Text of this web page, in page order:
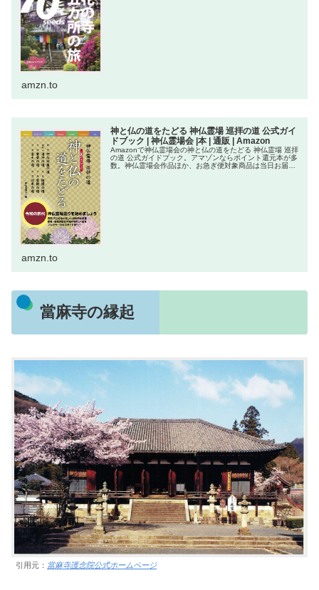
amzn.to
神と仏の道をたどる 神仏霊場 巡拝の道 公式ガイ
ドブック | 神仏霊場会 |本 | 通販 | Amazon
Amazonで神仏霊場会の神と仏の道をたどる 神仏霊場 巡拝
の道 公式ガイドブック。アマゾンならポイント還元本が多
数。神仏霊場会作品ほか、お急ぎ便対象商品は当日お届け
amzn.to
當麻寺の縁起
引用元： 當麻寺護念院公式ホームページ